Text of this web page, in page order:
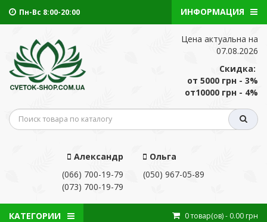
ИНФОРМАЦИЯ
Пн-Вс 8:00-20:00
Александр
(066) 700-19-79
(073) 700-19-79
Ольга
(050) 967-05-89
Цена актуальна на
07.08.2026
Скидка:
от 5000 грн - 3%
от10000 грн - 4%
0товар(ов)- 0.00 грн
КАТЕГОРИИ